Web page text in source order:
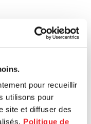
pour recueillir
utilisons pour
site et diffuser des
Politique de
vous